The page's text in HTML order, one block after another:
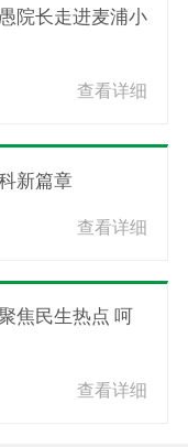
院长走进麦浦小
查看详细
新篇章
查看详细
焦民生热点 呵
查看详细